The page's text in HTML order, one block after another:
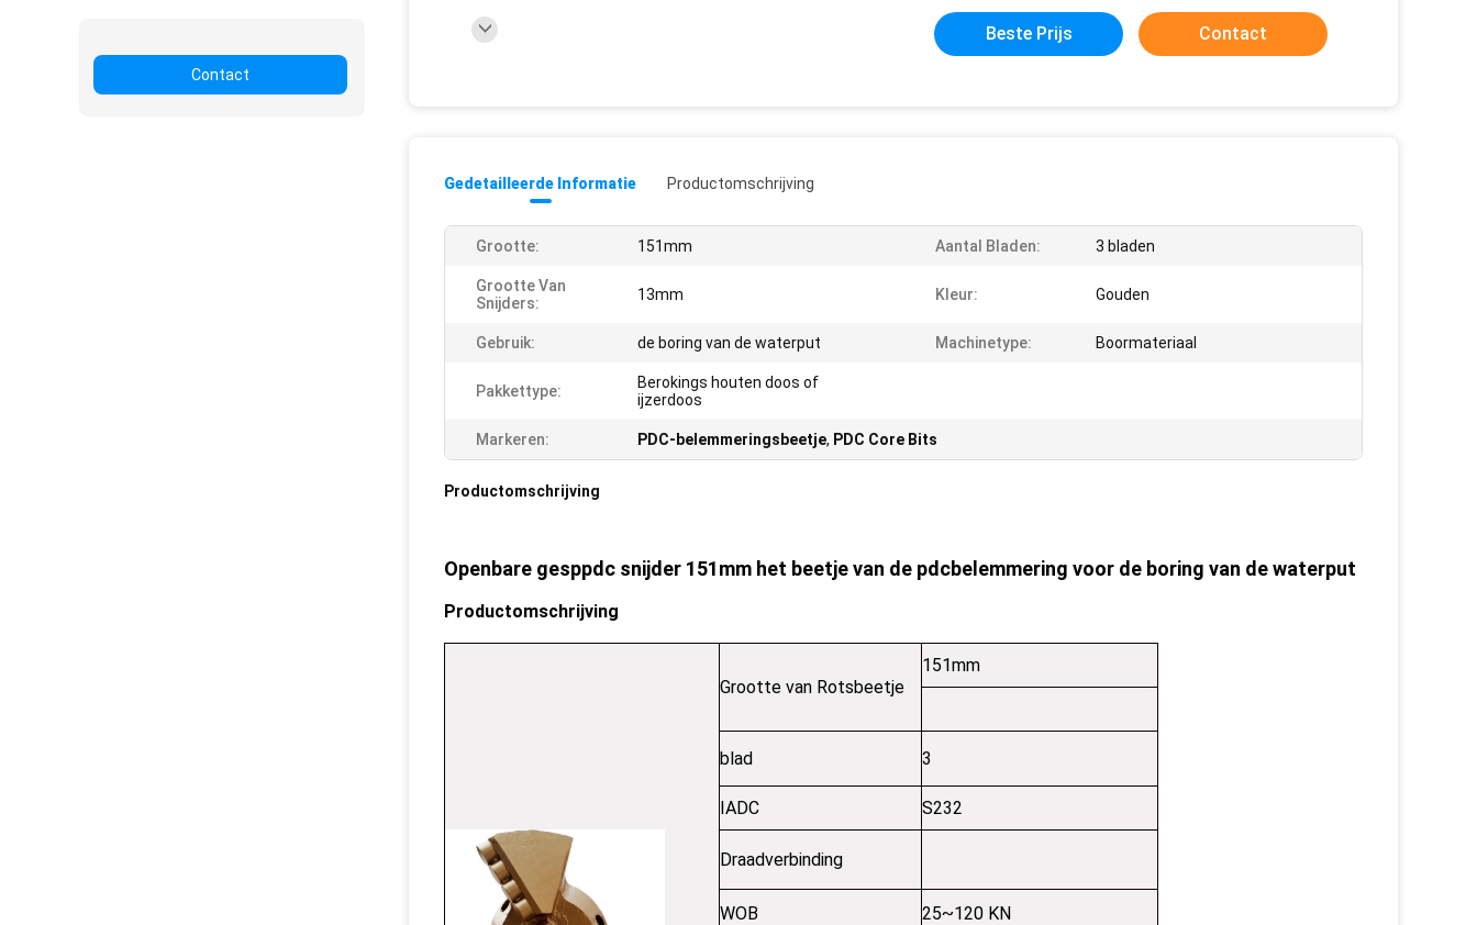
Contact
Beste Prijs Contact
Gedetailleerde Informatie Productomschrijving
Grootte: 151mm Aantal Bladen: 3 bladen
Grootte Van
Snijders:
13mm Kleur: Gouden
Gebruik: de boring van de waterput Machinetype: Boormateriaal
Pakkettype:
Berokings houten doos of
ijzerdoos
Markeren: PDC-belemmeringsbeetje, PDC Core Bits
Productomschrijving
Openbare gesppdc snijder 151mm het beetje van de pdcbelemmering voor de boring van de waterput
Productomschrijving
Grootte van Rotsbeetje
151mm
blad 3
IADC S232
Draadverbinding
WOB 25~120 KN